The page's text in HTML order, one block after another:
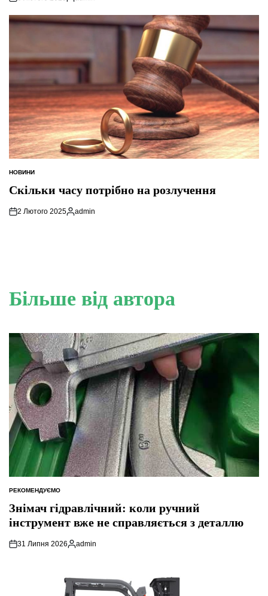
Опубліковано
ОПУБЛІКУВАТИ
У
НОВИНИ
Скільки часу потрібно на розлучення
2 Лютого 2025
Опубліковано
admin
Більше від автора
ОПУБЛІКУВАТИ
У
РЕКОМЕНДУЄМО
Знімач гідравлічний: коли ручний
інструмент вже не справляється з деталлю
31 Липня 2026
Опубліковано
admin